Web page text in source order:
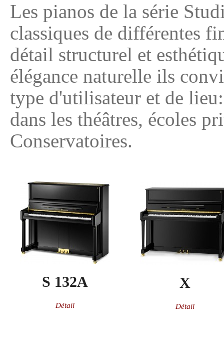
Les pianos de la série
classiques de différentes
détail structurel et
élégance naturelle ils
type d'utilisateur et de
dans les théâtres, écoles
Conservatoires.
S 132A
Détail
X
Détail